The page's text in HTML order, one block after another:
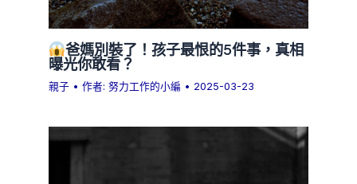
爸媽別裝了！孩子最恨的5件事，真相
曝光你敢看？
親子 • 作者:努力工作的小編 • 2025-03-23